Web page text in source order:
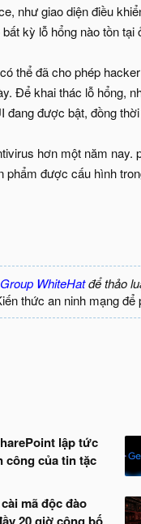
như giao diện điều
kỳ lỗ hổng nào tồn
thể đã cho phép
Để khai thác lỗ hổng,
được bật, đồng
hơn một năm
được cấu hình
Group WhiteHatđể thảo
thức an ninh mạng
lập tức
công của tin tặc
mã độc đào